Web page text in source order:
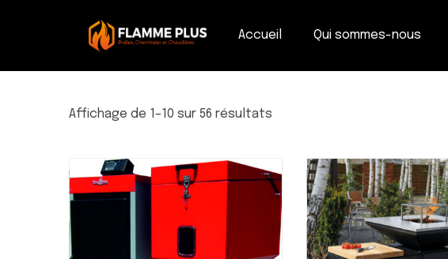
Accueil Qui sommes-nous
Affichage de 1–10 sur 56 résultats